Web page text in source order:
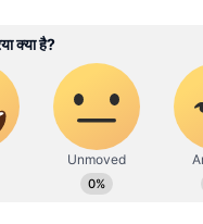
AUTHOR
Prakash Tripathi
त्रिपाठी। 20 जुलाई 2003
न्यूज हिंदी के साथ जुड़े हुए हैं।
क्राइम, धर्म और
अमर उजाला, दैनिक भास्कर